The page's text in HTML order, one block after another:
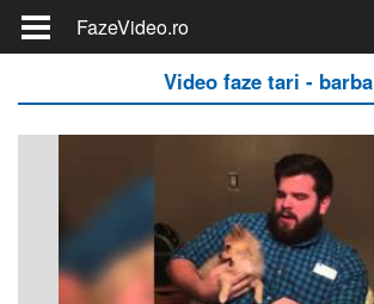
FazeVideo.ro
Video faze tari - barba